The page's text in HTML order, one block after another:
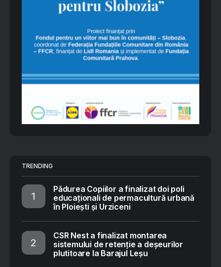
TRENDING
Pădurea Copiilor a finalizat doi poli
educaționali de permacultură urbană
în Ploiești și Urziceni
CSR Nest a finalizat montarea
sistemului de retenție a deșeurilor
plutitoare la Barajul Leșu